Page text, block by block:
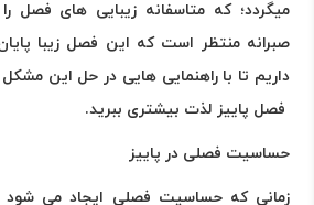
میگردد؛ که متاسفانه زیبایی های فصل
صبرانه منتظر است که این فصل زیبا
داریم تا با راهنمایی هایی در حل این
فصل پاییز لذت بیشتری ببرید.
حساسیت فصلی در پاییز
زمانی که حساسیت فصلی ایجاد می شود